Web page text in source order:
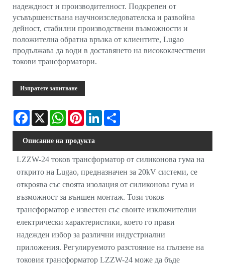
надеждност и производителност. Подкрепен от
усъвършенствана научноизследователска и развойна
дейност, стабилни производствени възможности и
положителна обратна връзка от клиентите, Lugao
продължава да води в доставянето на висококачествени
токови трансформатори.
Изпратете запитване
Facebook
X WhatsAppPinterestLinkedIn
Описание на продукта
LZZW-24 токов трансформатор от силиконова гума на
открито на Lugao, предназначен за 20kV системи, се
откроява със своята изолация от силиконова гума и
възможност за външен монтаж. Този токов
трансформатор е известен със своите изключителни
електрически характеристики, което го прави
надежден избор за различни индустриални
приложения. Регулируемото разстояние на пълзене на
токовия трансформатор LZZW-24 може да бъде